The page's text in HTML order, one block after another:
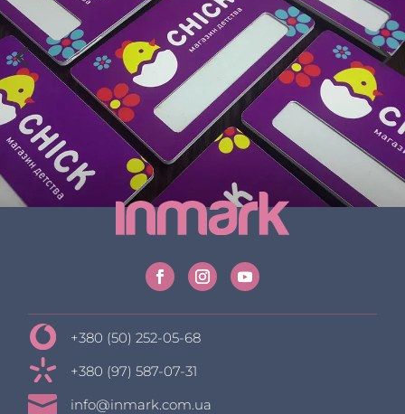
+380 (50) 252-05-68
+380 (97) 587-07-31
 info@inmark.com.ua